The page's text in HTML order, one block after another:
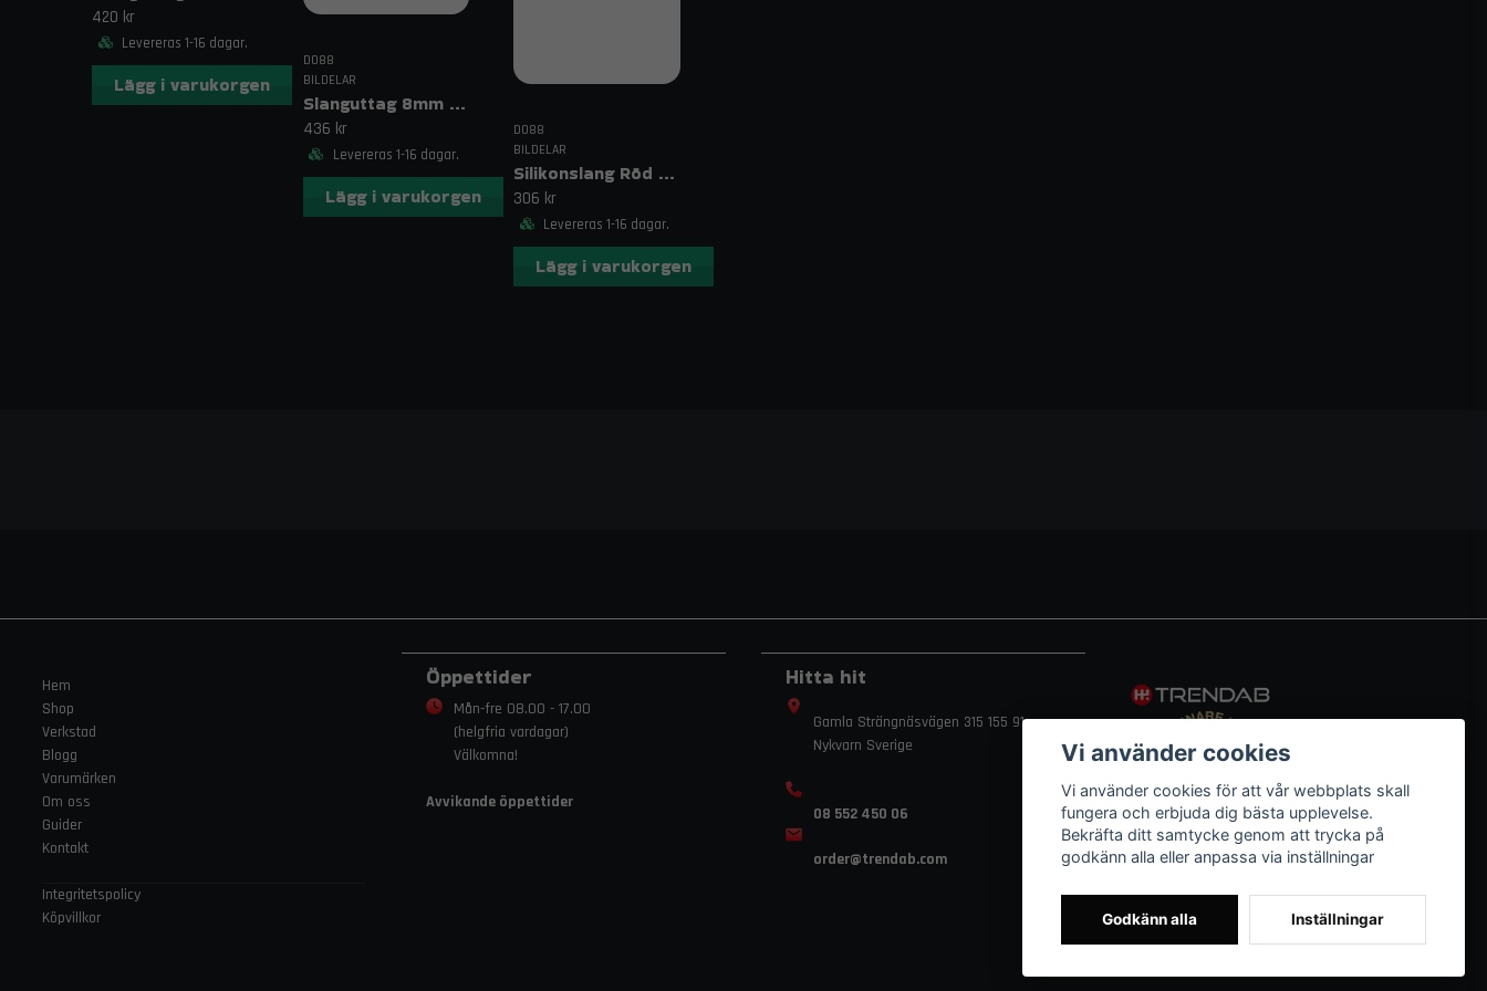
420 kr
Levereras 1-16 dagar.
Lägg i varukorgen
DO88
BILDELAR
Slanguttag 8mm (5/16")
436 kr
Levereras 1-16 dagar.
Lägg i varukorgen
DO88
BILDELAR
Silikonslang Röd 3–4" (76–102mm)
306 kr
Levereras 1-16 dagar.
Lägg i varukorgen
Hem
Shop
Verkstad
Blogg
Varumärken
Om oss
Guider
Kontakt
Integritetspolicy
Köpvillkor
Öppettider
Mån-fre 08.00 - 17.00
(helgfria vardagar)
Välkomna!
Avvikande öppettider
Hitta hit
Gamla Strängnäsvägen 315 155 91
Nykvarn Sverige
08 552 450 06
order@trendab.com
Vi använder cookies
Vi använder cookies för att vår webbplats skall
fungera och erbjuda dig bästa upplevelse.
Bekräfta ditt samtycke genom att trycka på
godkänn alla eller anpassa via inställningar
Godkänn alla Inställningar